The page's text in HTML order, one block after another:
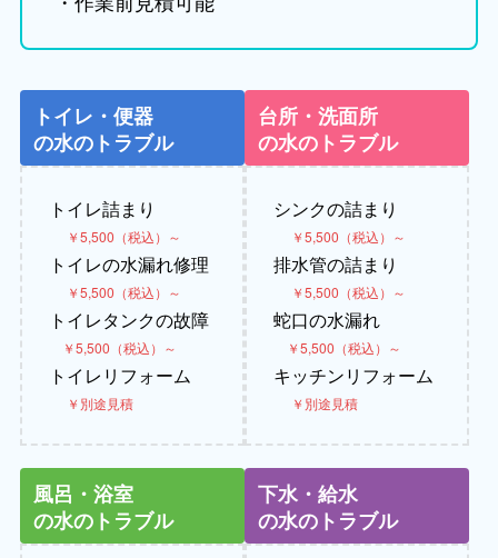
トイレ・便器
の水のトラブル
トイレ詰まり
￥5,500（税込）～
トイレの水漏れ修理
￥5,500（税込）～
トイレタンクの故障
￥5,500（税込）～
トイレリフォーム
￥別途見積
台所・洗面所
の水のトラブル
シンクの詰まり
￥5,500（税込）～
排水管の詰まり
￥5,500（税込）～
蛇口の水漏れ
￥5,500（税込）～
キッチンリフォーム
￥別途見積
風呂・浴室
の水のトラブル
下水・給水
の水のトラブル